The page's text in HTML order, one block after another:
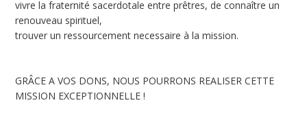
vivre la fraternité sacerdotale entre prêtres, de connaître un
renouveau spirituel,
trouver un ressourcement necessaire à la mission.
GRÂCE A VOS DONS, NOUS POURRONS REALISER CETTE
MISSION EXCEPTIONNELLE !